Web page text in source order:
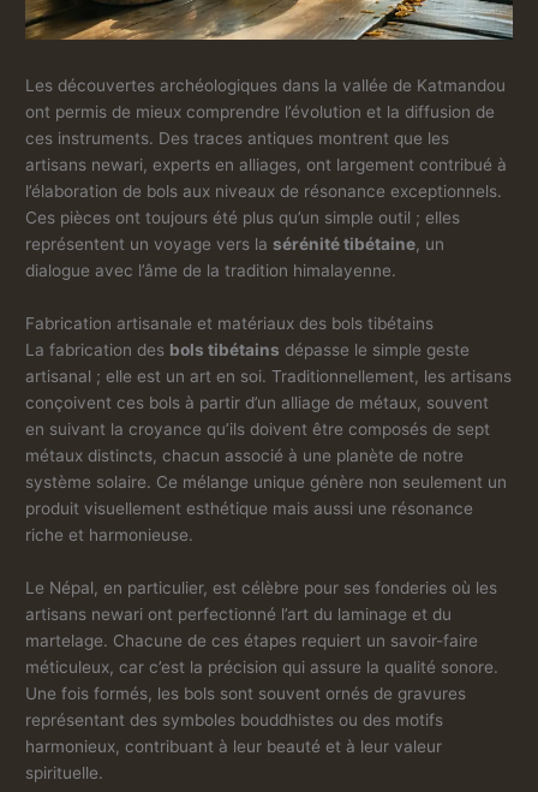
Les découvertes archéologiques dans la vallée de Katmandou
ont permis de mieux comprendre l’évolution et la diffusion de
ces instruments. Des traces antiques montrent que les
artisans newari, experts en alliages, ont largement contribué à
l’élaboration de bols aux niveaux de résonance exceptionnels.
Ces pièces ont toujours été plus qu’un simple outil ; elles
représentent un voyage vers lasérénité tibétaine , un
dialogue avec l’âme de la tradition himalayenne.
Fabrication artisanale et matériaux des bols tibétains
La fabrication des bols tibétains dépasse le simple geste
artisanal ; elle est un art en soi. Traditionnellement, les artisans
conçoivent ces bols à partir d’un alliage de métaux, souvent
en suivant la croyance qu’ils doivent être composés de sept
métaux distincts, chacun associé à une planète de notre
système solaire. Ce mélange unique génère non seulement un
produit visuellement esthétique mais aussi une résonance
riche et harmonieuse.
Le Népal, en particulier, est célèbre pour ses fonderies où les
artisans newari ont perfectionné l’art du laminage et du
martelage. Chacune de ces étapes requiert un savoir-faire
méticuleux, car c’est la précision qui assure la qualité sonore.
Une fois formés, les bols sont souvent ornés de gravures
représentant des symboles bouddhistes ou des motifs
harmonieux, contribuant à leur beauté et à leur valeur
spirituelle.